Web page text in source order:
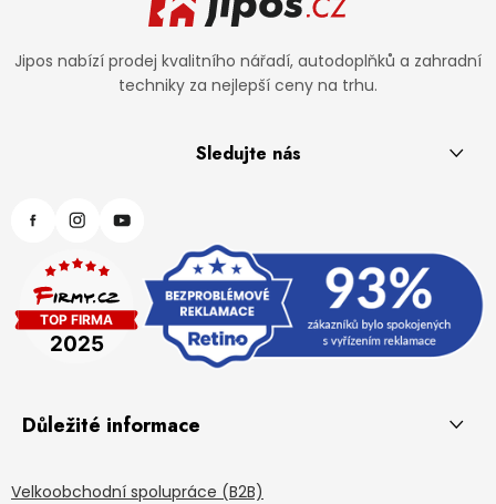
Jipos nabízí prodej kvalitního nářadí, autodoplňků a zahradní
techniky za nejlepší ceny na trhu.
Sledujte nás
Důležité informace
Velkoobchodní spolupráce (B2B)